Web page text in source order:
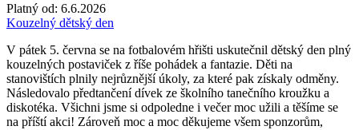
Platný od: 6.6.2026
Kouzelný dětský den
V pátek 5. června se na fotbalovém hřišti uskutečnil dětský den plný
kouzelných postaviček z říše pohádek a fantazie. Děti na
stanovištích plnily nejrůznější úkoly, za které pak získaly odměny.
Následovalo předtančení dívek ze školního tanečního kroužku a
diskotéka. Všichni jsme si odpoledne i večer moc užili a těšíme se
na příští akci! Zároveň moc a moc děkujeme všem sponzorům,